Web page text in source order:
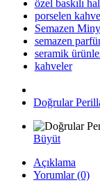
özel baskılı
porselen
Semazen
semazen
seramik
kahveler
Doğrular
Büyüt
Açıklama
Yorumlar (0)